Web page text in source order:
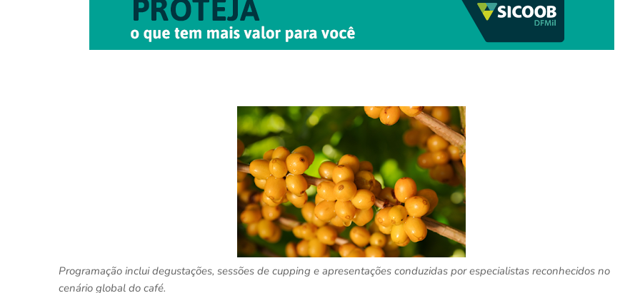
Programação inclui degustações, sessões de cupping e apresentações conduzidas por especialistas reconhecidos no
cenário global do café.